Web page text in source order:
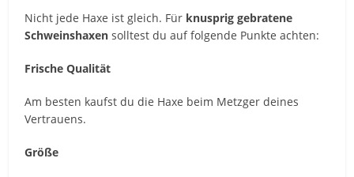
Nicht jede Haxe ist gleich. Für knusprig gebratene
Schweinshaxen solltest du auf folgende Punkte achten:
Frische Qualität
Am besten kaufst du die Haxe beim Metzger deines
Vertrauens.
Größe